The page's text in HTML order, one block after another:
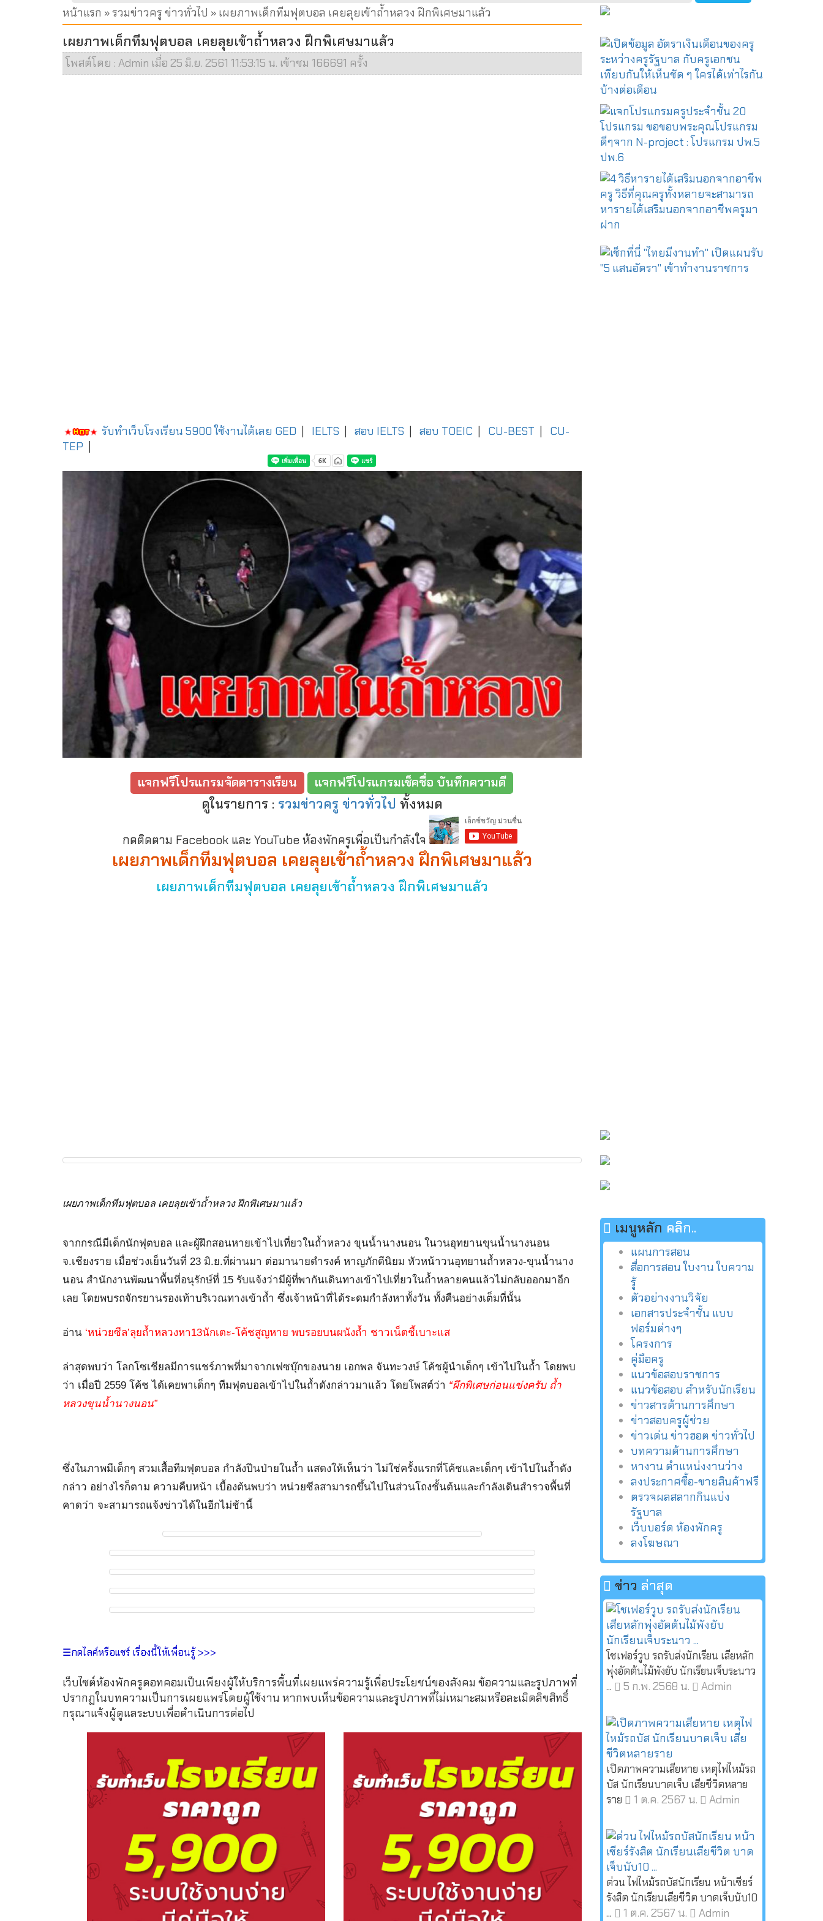
หน้าแรก »รวมข่าวครู ข่าวทั่วไป » เผยภาพเด็กทีมฟุตบอล เคยลุยเข้าถ้ำหลวง ฝึกพิเศษมาแล้ว
เผยภาพเด็กทีมฟุตบอล เคยลุยเข้าถ้ำหลวง ฝึกพิเศษมาแล้ว
โพสต์โดย : Admin เมื่อ 25 มิ.ย. 2561 11:53:15 น. เข้าชม 166691 ครั้ง
รับทำเว็บโรงเรียน 5900 ใช้งานได้เลย GED IELTS สอบ IELTS สอบ TOEIC CU-BEST
CU-
TEP
แจกฟรีโปรแกรมจัดตารางเรียน แจกฟรีโปรแกรมเช็คชื่อ บันทึกความดี
ดูในรายการ : รวมข่าวครู ข่าวทั่วไป ทั้งหมด
กดติดตาม Facebook และ YouTube ห้องพักครูเพื่อเป็นกำลังใจ
เผยภาพเด็กทีมฟุตบอล เคยลุยเข้าถ้ำหลวง ฝึกพิเศษมาแล้ว
เผยภาพเด็กทีมฟุตบอล เคยลุยเข้าถ้ำหลวง ฝึกพิเศษมาแล้ว
เผยภาพเด็กทีมฟุตบอล เคยลุยเข้าถ้ำหลวง ฝึกพิเศษมาแล้ว
จากกรณีมีเด็กนักฟุตบอล และผู้ฝึกสอนหายเข้าไปเที่ยวในถ้ำหลวง ขุนน้ำนางนอน ในวนอุทยานขุนน้ำนางนอน
จ.เชียงราย เมื่อช่วงเย็นวันที่ 23 มิ.ย.ที่ผ่านมา ต่อมานายดำรงค์ หาญภักดีนิยม หัวหน้าวนอุทยานถ้ำหลวง-ขุนน้ำนาง
นอน สำนักงานพัฒนาพื้นที่อนุรักษ์ที่ 15 รับแจ้งว่ามีผู้ที่พากันเดินทางเข้าไปเที่ยวในถ้ำหลายคนแล้วไม่กลับออกมาอีก
เลย โดยพบรถจักรยานรองเท้าบริเวณทางเข้าถ้ำ ซึ่งเจ้าหน้าที่ได้ระดมกำลังหาทั้งวัน ทั้งคืนอย่างเต็มที่นั้น
อ่าน ‘หน่วยซีล’ลุยถ้ำหลวงหา13นักเตะ-โค้ชสูญหาย พบรอยบนผนังถ้ำ ชาวเน็ตชี้เบาะแส
ล่าสุดพบว่า โลกโซเชียลมีการแชร์ภาพที่มาจากเฟซบุ๊กของนาย เอกพล จันทะวงษ์ โค้ชผู้นำเด็กๆ เข้าไปในถ้ำ โดยพบ
ว่า เมื่อปี 2559 โค้ช ได้เคยพาเด็กๆ ทีมฟุตบอลเข้าไปในถ้ำดังกล่าวมาแล้ว โดยโพสต์ว่า “ผึกพิเศษก่อนแข่งครับ ถ้ำ
หลวงขุนน้ำนางนอน”
ซึ่งในภาพมีเด็กๆ สวมเสื้อทีมฟุตบอล กำลังปีนป่ายในถ้ำ แสดงให้เห็นว่า ไม่ใช่ครั้งแรกที่โค้ชและเด็กๆ เข้าไปในถ้ำดัง
กล่าว อย่างไรก็ตาม ความคืบหน้า เบื้องต้นพบว่า หน่วยซีลสามารถขึ้นไปในส่วนโถงชั้นต้นและกำลังเดินสำรวจพื้นที่
คาดว่า จะสามารถแจ้งข่าวได้ในอีกไม่ช้านี้
☰กดไลค์หรือแชร์ เรื่องนี้ให้เพื่อนรู้ >>>
เว็บไซต์ห้องพักครูดอทคอมเป็นเพียงผู้ให้บริการพื้นที่เผยแพร่ความรู้เพื่อประโยชน์ของสังคม ข้อความและรูปภาพที่
ปรากฏในบทความเป็นการเผยแพร่โดยผู้ใช้งาน หากพบเห็นข้อความและรูปภาพที่ไม่เหมาะสมหรือละเมิดลิขสิทธิ์
กรุณาแจ้งผู้ดูแลระบบเพื่อดำเนินการต่อไป
เมนูหลัก คลิก..
แผนการสอน
สื่อการสอน ใบงาน ใบความ
รู้
ตัวอย่างงานวิจัย
เอกสารประจำชั้น แบบ
ฟอร์มต่างๆ
โครงการ
คู่มือครู
แนวข้อสอบราชการ
แนวข้อสอบ สำหรับนักเรียน
ข่าวสารด้านการศึกษา
ข่าวสอบครูผู้ช่วย
ข่าวเด่น ข่าวฮอต ข่าวทั่วไป
บทความด้านการศึกษา
หางาน ตำแหน่งงานว่าง
ลงประกาศซื้อ-ขายสินค้าฟรี
ตรวจผลสลากกินแบ่ง
รัฐบาล
เว็บบอร์ด ห้องพักครู
ลงโฆษณา
ข่าว ล่าสุด
โชเฟอร์วูบ รถรับส่งนักเรียน เสียหลัก
พุ่งอัดต้นไม้พังยับ นักเรียนเจ็บระนาว
...
5 ก.พ. 2568 น. Admin
เปิดภาพความเสียหาย เหตุไฟไหม้รถ
บัส นักเรียนบาดเจ็บ เสียชีวิตหลาย
ราย
1 ต.ค. 2567 น. Admin
ด่วน ไฟไหม้รถบัสนักเรียน หน้าเซียร์
รังสิต นักเรียนเสียชีวิต บาดเจ็บนับ10
...
1 ต.ค. 2567 น. Admin